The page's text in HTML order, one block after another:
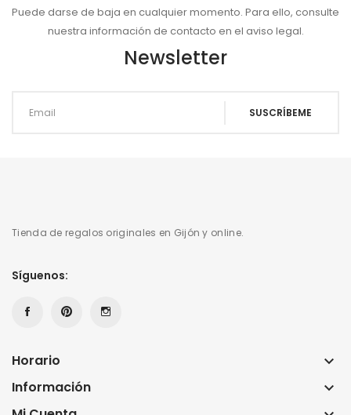
Puede darse de baja en cualquier momento. Para ello, consulte
nuestra información de contacto en el aviso legal.
Newsletter
Tienda de regalos originales en Gijón y online.
Síguenos:
Horario keyboard_arrow_down
Información keyboard_arrow_down